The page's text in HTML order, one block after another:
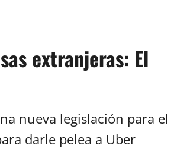
extranjeras: El
nueva legislación para el
darle pelea a Uber